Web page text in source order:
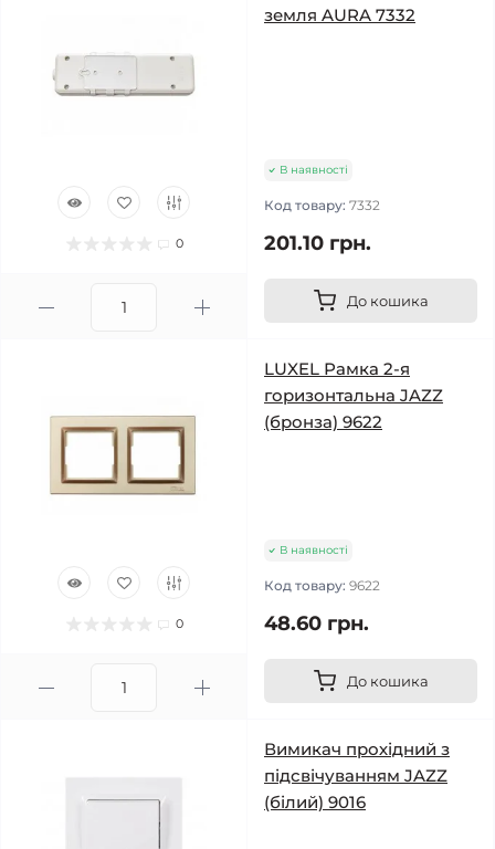
0
земля AURA 7332
В наявності
Код товару: 7332
201.10 грн.
До кошика
0
LUXEL Рамка 2-я
горизонтальна JAZZ
(бронза) 9622
В наявності
Код товару: 9622
48.60 грн.
До кошика
Вимикач прохідний з
підсвічуванням JAZZ
(білий) 9016